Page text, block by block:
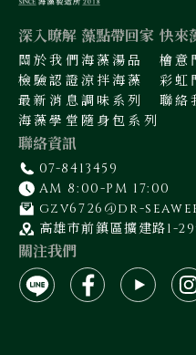
深入暸解
關於我們
檢驗認證
最新消息
海藻學堂
藻點帶回家
海藻湯品
涼拌海藻
調味系列
隨身包系列
快來
檜意
彩虹
聯絡
聯絡資訊
07-8413459
AM 8:00-PM 17:00
gzv6726@dr-
高雄市前鎮區擴建路1-
關注我們